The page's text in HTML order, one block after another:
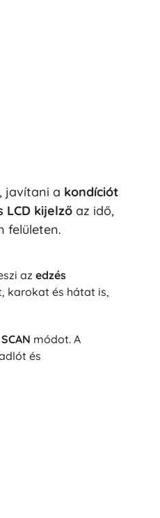
, javítani a kondíciót
LCD kijelzőaz idő,
felületen.
az edzés
karokat és hátat is,
SCAN módot. A
és